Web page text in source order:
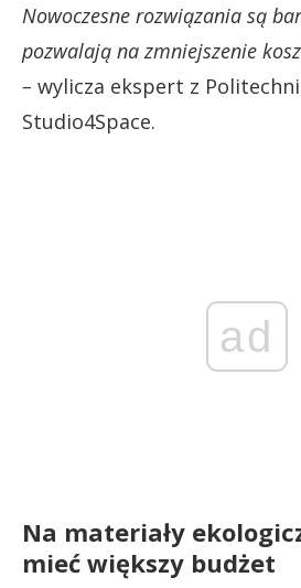
Nowoczesne rozwiązania są
pozwalają na zmniejszenie
– wylicza ekspert z
Studio4Space.
ad
Na materiały
mieć większy budżet